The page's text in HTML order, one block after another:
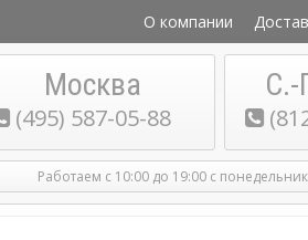
О компании
Москва
(495) 587-05-88
С.-
Работаем с 10:00 до 19:00 с